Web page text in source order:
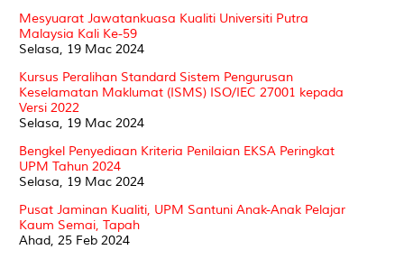
Mesyuarat Jawatankuasa Kualiti Universiti Putra
Malaysia Kali Ke-59
Selasa, 19 Mac 2024
Kursus Peralihan Standard Sistem Pengurusan
Keselamatan Maklumat (ISMS) ISO/IEC 27001 kepada
Versi 2022
Selasa, 19 Mac 2024
Bengkel Penyediaan Kriteria Penilaian EKSA Peringkat
UPM Tahun 2024
Selasa, 19 Mac 2024
Pusat Jaminan Kualiti, UPM Santuni Anak-Anak Pelajar
Kaum Semai, Tapah
Ahad, 25 Feb 2024